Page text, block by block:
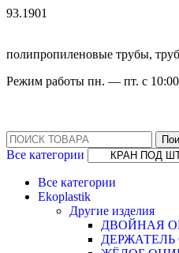
93.1901
полипропиленовые трубы,
Режим работы пн. — пт. с 10:00
Все категории
Все категории
Ekoplastik
Другие изделия
ДВОЙНАЯ